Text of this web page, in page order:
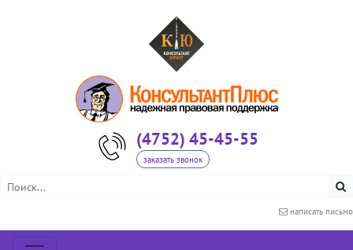
(4752) 45-45-55
заказать звонок
написать письмо